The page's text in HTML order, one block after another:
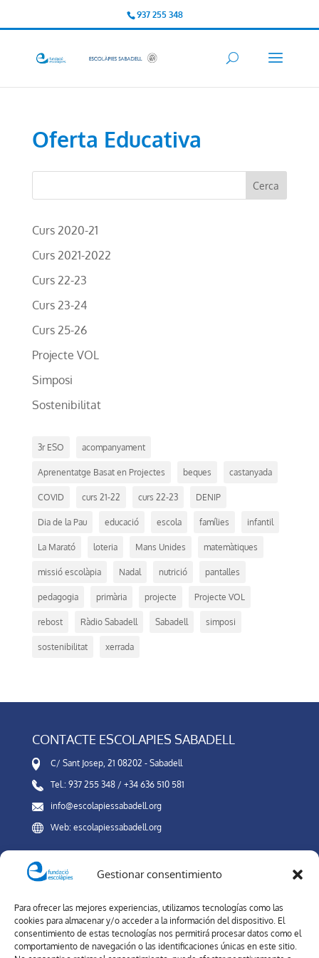
Gestionar consentimiento
Para ofrecer las mejores experiencias, utilizamos tecnologías como las
cookies para almacenar y/o acceder a la información del dispositivo. El
consentimiento de estas tecnologías nos permitirá procesar datos como el
comportamiento de navegación o las identificaciones únicas en este sitio.
937 255 348
Oferta Educativa
Curs 2020-21
Curs 2021-2022
Curs 22-23
Curs 23-24
Curs 25-26
Projecte VOL
Simposi
Sostenibilitat
3r ESO acompanyament
Aprenentatge Basat en Projectes beques castanyada
COVID curs 21-22 curs 22-23 DENIP
Dia de la Pau educació escola famílies infantil
La Marató loteria Mans Unides matemàtiques
missió escolàpia Nadal nutrició pantalles
pedagogia primària projecte Projecte VOL
rebost Ràdio Sabadell Sabadell simposi
sostenibilitat xerrada
CONTACTE ESCOLAPIES SABADELL
C/ Sant Josep, 21 08202 - Sabadell
Tel.: 937 255 348 / +34 636 510 581
info@escolapiessabadell.org
Web: escolapiessabadell.org
Canal Interno de Información
XARXES SOCIALS